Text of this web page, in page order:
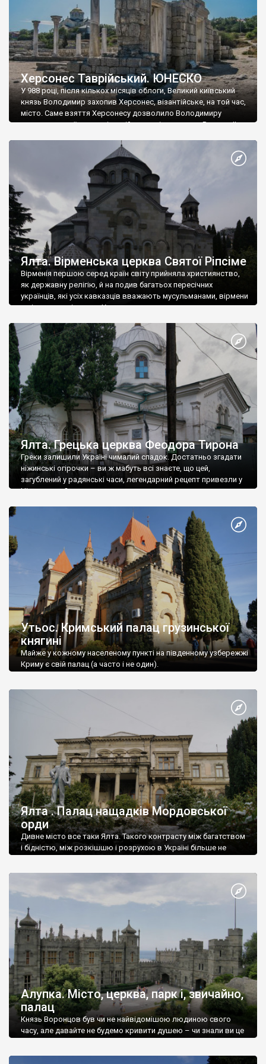
Херсонес Таврійський. ЮНЕСКО
У 988 році, після кількох місяців облоги, Великий київський
князь Володимир захопив Херсонес, візантійське, на той час,
місто. Саме взяття Херсонесу дозволило Володимиру
диктувати свої умови візантійському імператору Василю ІІ, та
Херсонесі Володимир-язичник, став Василем-християнином.
А потім було Хрещення Русі. На честь Херсонесу Таврійського
Ялта. Вірменська церква Святої Ріпсіме
Вірменія першою серед країн світу прийняла християнство,
як державну релігію, й на подив багатьох пересічних
українців, які усіх кавказців вважають мусульманами, вірмени
є відданими вірянами Христа
Ялта. Грецька церква Феодора Тирона
Греки залишили Україні чималий спадок. Достатньо згадати
ніжинські огірочки – ви ж мабуть всі знаєте, що цей,
загублений у радянські часи, легендарний рецепт привезли у
Ніжин греки?
Утьос. Кримський палац грузинської
княгині
Майже у кожному населеному пункті на південному узбережжі
Криму є свій палац (а часто і не один).
Ялта . Палац нащадків Мордовської
орди
Дивне місто все таки Ялта. Такого контрасту між багатством
і бідністю, між розкішшю і розрухою в Україні більше не
Алупка. Місто, церква, парк і, звичайно,
палац
Князь Воронцов був чи не найвідомішою людиною свого
часу, але давайте не будемо кривити душею – чи знали ви це